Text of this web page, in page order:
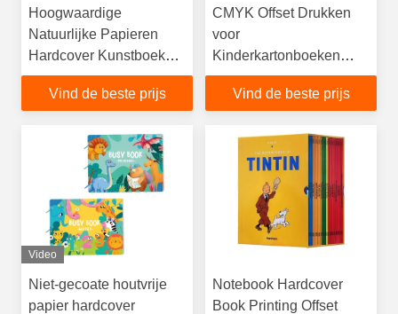
Hoogwaardige
Natuurlijke Papieren
Hardcover Kunstboek
Drukwerk De Ultieme
Offset Drukoplossing
Vind de beste prijs
CMYK Offset Drukken
voor
Kinderkartonboeken
Hardcover Drukken
Boekuitgeverij
Vind de beste prijs
Video
Niet-gecoate houtvrije
papier hardcover
Notebook Hardcover
Book Printing Offset